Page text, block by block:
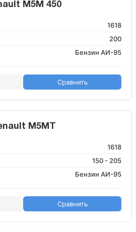
M5M 450
1618
200
Бензин АИ-95
Сравнить
M5MT
1618
150 - 205
Бензин АИ-95
Сравнить